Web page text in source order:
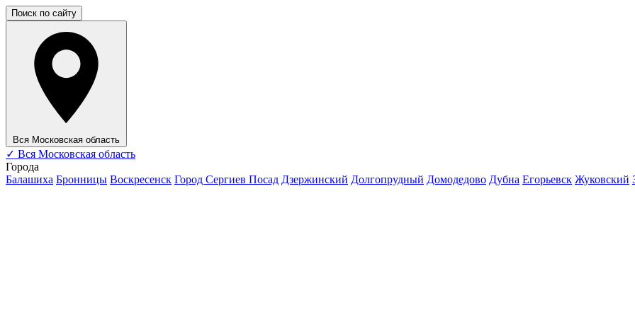
Поиск по сайту
Вся Московская область
✓ Вся Московская область
Города
Балашиха Бронницы Воскресенск Город Сергиев Посад Дзержинский Долгопрудный Домодедово Дубна Егорьевск Жуковский